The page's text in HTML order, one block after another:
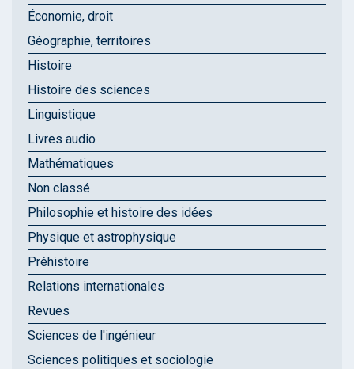
Économie, droit
Géographie, territoires
Histoire
Histoire des sciences
Linguistique
Livres audio
Mathématiques
Non classé
Philosophie et histoire des idées
Physique et astrophysique
Préhistoire
Relations internationales
Revues
Sciences de l'ingénieur
Sciences politiques et sociologie